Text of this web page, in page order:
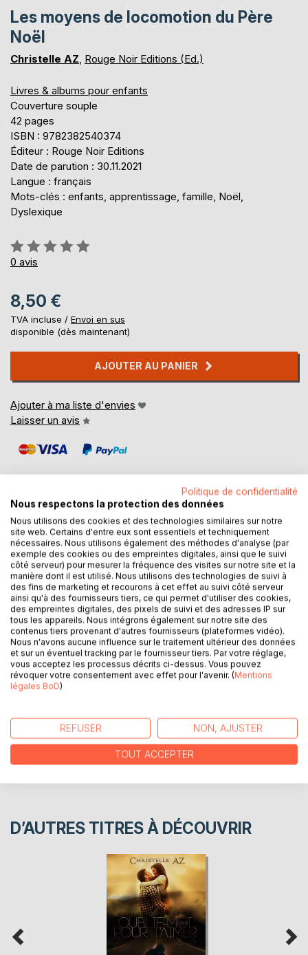
Les moyens de locomotion du Père
Noël
Christelle AZ, Rouge Noir Editions (Ed.)
Livres & albums pour enfants
Couverture souple
42 pages
ISBN : 9782382540374
Éditeur : Rouge Noir Editions
Date de parution : 30.11.2021
Langue : français
Mots-clés : enfants, apprentissage, famille, Noël,
Dyslexique
Évaluation:
0%
0 avis
8,50 €
TVA incluse / Envoi en sus
disponible (dès maintenant)
AJOUTER AU PANIER
Ajouter à ma liste d'envies
Laisser un avis
DESCRIPTION
Le Père Noël est chagriné.
Rodolphe son renne préféré est enrhumé...
Comment va-t-il faire pour distribuer ses cadeaux ?
AUTEUR(S)
AVIS
D’AUTRES TITRES À DÉCOUVRIR
Politique de confidentialité
Nous respectons la protection des données
Nous utilisons des cookies et des technologies similaires sur notre
site web. Certains d'entre eux sont essentiels et techniquement
nécessaires. Nous utilisons également des méthodes d'analyse (par
exemple des cookies ou des empreintes digitales, ainsi que le suivi
côté serveur) pour mesurer la fréquence des visites sur notre site et la
manière dont il est utilisé. Nous utilisons des technologies de suivi à
des fins de marketing et recourons à cet effet au suivi côté serveur
ainsi qu'à des fournisseurs tiers, ce qui permet d'utiliser des cookies,
des empreintes digitales, des pixels de suivi et des adresses IP sur
tous les appareils. Nous intégrons également sur notre site des
contenus tiers provenant d'autres fournisseurs (plateformes vidéo).
Nous n'avons aucune influence sur le traitement ultérieur des données
et sur un éventuel tracking par le fournisseur tiers. Par votre réglage,
vous acceptez les processus décrits ci-dessus. Vous pouvez
révoquer votre consentement avec effet pour l'avenir. (Mentions
légales BoD)
REFUSER NON, AJUSTER
TOUT ACCEPTER